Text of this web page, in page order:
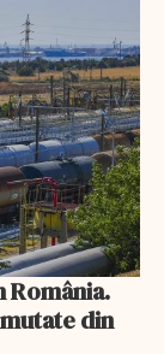
România.
din